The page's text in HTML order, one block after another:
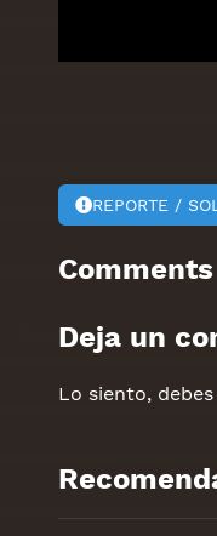
REPORTE /
Comments
Deja un
Lo siento,